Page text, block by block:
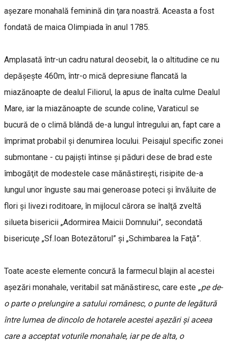
aşezare monahală feminină din ţara noastră. Aceasta a fost
fondată de maica Olimpiada în anul 1785.
Amplasată într-un cadru natural deosebit, la o altitudine ce nu
depăşeşte 460m, într-o mică depresiune flancată la
miazănoapte de dealul Filiorul, la apus de înalta culme Dealul
Mare, iar la miazănoapte de scunde coline, Varaticul se
bucură de o climă blândă de-a lungul întregului an, fapt care a
împrimat probabil şi denumirea locului. Peisajul specific zonei
submontane - cu pajişti întinse şi păduri dese de brad este
îmbogăţit de modestele case mănăstireşti, risipite de-a
lungul unor înguste sau mai generoase poteci şi învăluite de
flori şi livezi roditoare, în mijlocul cărora se înalţă zveltă
silueta bisericii „Adormirea Maicii Domnului”, secondată
bisericuţe „Sf.Ioan Botezătorul” şi „Schimbarea la Faţă”.
Toate aceste elemente concură la farmecul blajin al acestei
aşezări monahale, veritabil sat mănăstiresc, care este „pe de-
o parte o prelungire a satului românesc, o punte de legătură
între lumea de dincolo de hotarele acestei aşezări şi aceea
care a acceptat voturile monahale, iar pe de alta, o